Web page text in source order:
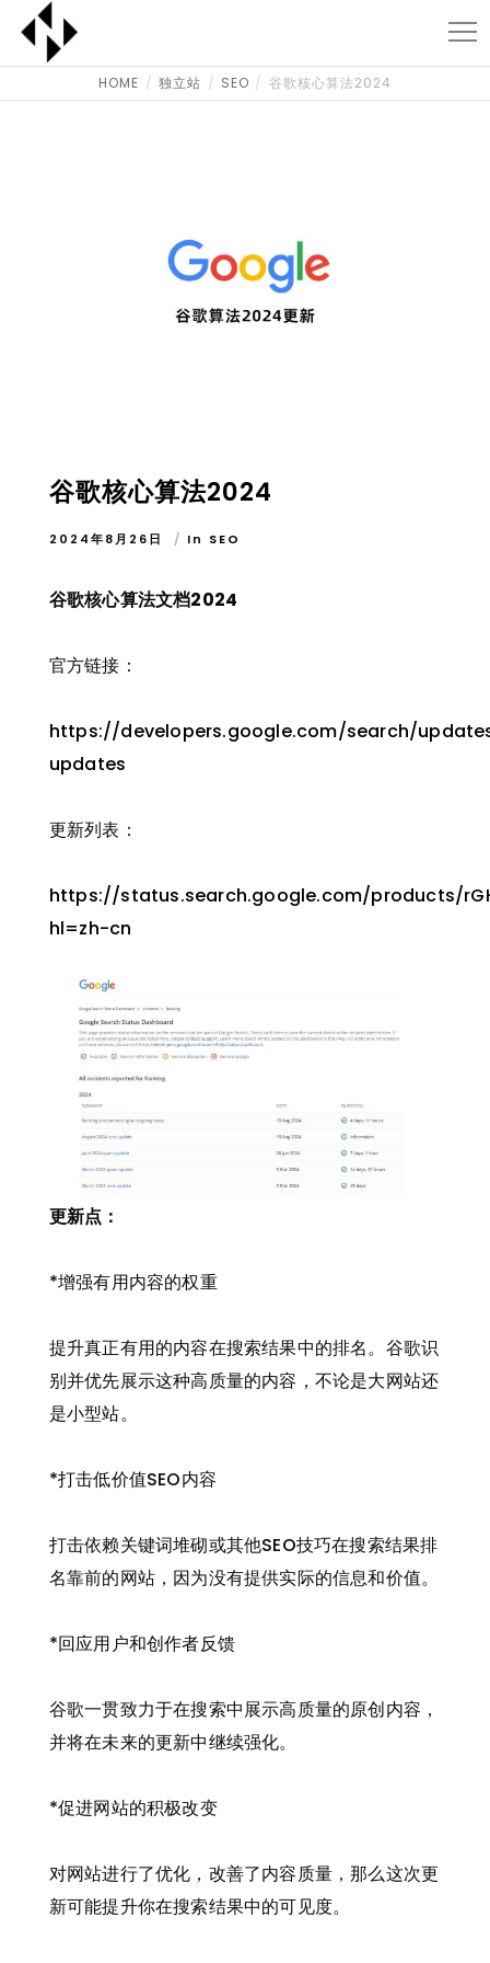
HOME 独立站 SEO 谷歌核心算法2024
谷歌核心算法2024
2024年8月26日 In SEO
谷歌核心算法文档2024
官方链接：
https://developers.google.com/search/
updates
更新列表：
https://status.search.google.com/products/
hl=zh-cn
更新点：
*增强有用内容的权重
提升真正有用的内容在搜索结果中的排名。谷歌识
别并优先展示这种高质量的内容，不论是大网站还
是小型站。
*打击低价值SEO内容
打击依赖关键词堆砌或其他SEO技巧在搜索结果排
名靠前的网站，因为没有提供实际的信息和价值。
*回应用户和创作者反馈
谷歌一贯致力于在搜索中展示高质量的原创内容，
并将在未来的更新中继续强化。
*促进网站的积极改变
对网站进行了优化，改善了内容质量，那么这次更
新可能提升你在搜索结果中的可见度。